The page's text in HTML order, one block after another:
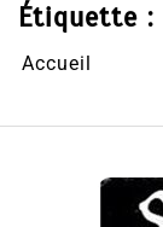
Étiquette :
Accueil